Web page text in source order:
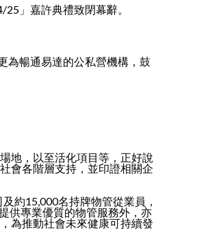
」嘉許典禮致閉幕辭。
為暢通易達的公私營機構，鼓
地，以至活化項目等，正好說
會各階層支持，並印證相關企
約15,000名持牌物管從業員，
供專業優質的物管服務外，亦
為推動社會未來健康可持續發